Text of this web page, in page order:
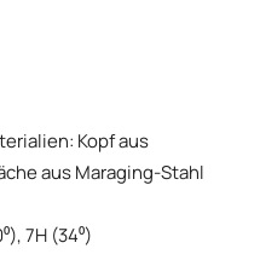
Kopf aus
aus Maraging-Stahl
7H (34⁰)